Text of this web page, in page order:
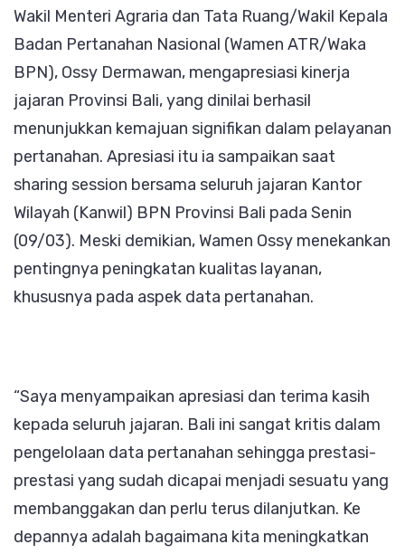
dan
Data
Wakil Menteri Agraria dan Tata Ruang/Wakil Kepala
Badan Pertanahan Nasional (Wamen ATR/Waka
BPN), Ossy Dermawan, mengapresiasi kinerja
jajaran Provinsi Bali, yang dinilai berhasil
menunjukkan kemajuan signifikan dalam pelayanan
pertanahan. Apresiasi itu ia sampaikan saat
sharing session bersama seluruh jajaran Kantor
Wilayah (Kanwil) BPN Provinsi Bali pada Senin
(09/03). Meski demikian, Wamen Ossy menekankan
pentingnya peningkatan kualitas layanan,
khususnya pada aspek data pertanahan.
“Saya menyampaikan apresiasi dan terima kasih
kepada seluruh jajaran. Bali ini sangat kritis dalam
pengelolaan data pertanahan sehingga prestasi-
prestasi yang sudah dicapai menjadi sesuatu yang
membanggakan dan perlu terus dilanjutkan. Ke
depannya adalah bagaimana kita meningkatkan